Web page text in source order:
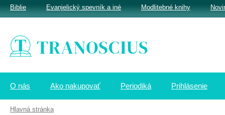
O nás Ako nakupovať Periodiká Prihlásenie
Biblie Evanjelický spevník a iné Modlitebné knihy
Hlavná stránka